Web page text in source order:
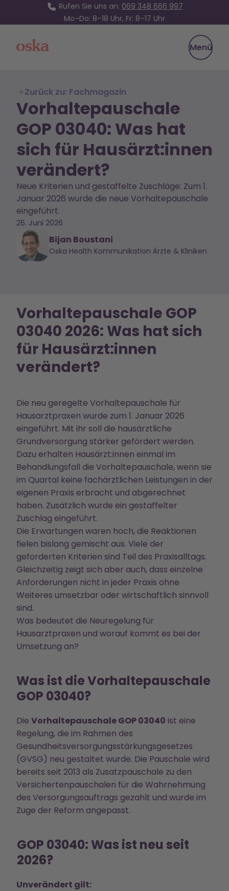
Rufen Sie uns an: 069 348 666 997
Mo–Do: 8–18 Uhr, Fr: 8–17 Uhr
Oska Health Menü
Zurück zu: Fachmagazin
Vorhaltepauschale
GOP 03040: Was hat
sich für Hausärzt:innen
verändert?
Neue Kriterien und gestaffelte Zuschläge: Zum 1.
Januar 2026 wurde die neue Vorhaltepauschale
eingeführt.
26. Juni 2026
Bijan Boustani
Oska Health Kommunikation Ärzte & Kliniken
Vorhaltepauschale GOP
03040 2026: Was hat sich
für Hausärzt:innen
verändert?
Die neu geregelte Vorhaltepauschale für
Hausarztpraxen wurde zum 1. Januar 2026
eingeführt. Mit ihr soll die hausärztliche
Grundversorgung stärker gefördert werden.
Dazu erhalten Hausärzt:innen einmal im
Behandlungsfall die Vorhaltepauschale, wenn sie
im Quartal keine fachärztlichen Leistungen in der
eigenen Praxis erbracht und abgerechnet
haben. Zusätzlich wurde ein gestaffelter
Zuschlag eingeführt.
Die Erwartungen waren hoch, die Reaktionen
fielen bislang gemischt aus. Viele der
geforderten Kriterien sind Teil des Praxisalltags.
Gleichzeitig zeigt sich aber auch, dass einzelne
Anforderungen nicht in jeder Praxis ohne
Weiteres umsetzbar oder wirtschaftlich sinnvoll
sind.
Was bedeutet die Neuregelung für
Hausarztpraxen und worauf kommt es bei der
Umsetzung an?
Was ist die Vorhaltepauschale
GOP 03040?
Die Vorhaltepauschale GOP 03040 ist eine
Regelung, die im Rahmen des
Gesundheitsversorgungsstärkungsgesetzes
(GVSG) neu gestaltet wurde. Die Pauschale wird
bereits seit 2013 als Zusatzpauschale zu den
Versichertenpauschalen für die Wahrnehmung
des Versorgungsauftrags gezahlt und wurde im
Zuge der Reform angepasst.
GOP 03040: Was ist neu seit
2026?
Unverändert gilt: